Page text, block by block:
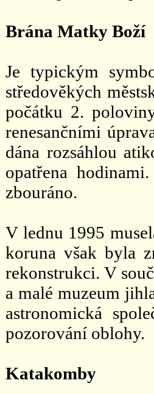
Brána Matky Boží
Je typickým
středověkých
počátku 2.
renesančními
dána rozsáhlou
opatřena
zbouráno.
V lednu 1995
koruna však byla
rekonstrukci. V
a malé muzeum
astronomická
pozorování oblohy.
Katakomby